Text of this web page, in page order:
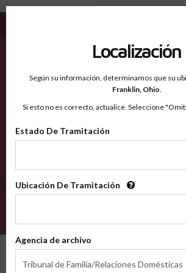
Sebastian AR - Condados Reconocidos
Condados
2600
Localización
Según su información, determinamos que su
Franklin, Ohio.
Si esto no es correcto, actualice. Seleccione
Estado De Tramitación
Tramitación
Ubicación De Tramitación
Tramitación
Agencia de archivo
Tribunal de Familia/Relaciones Domésticas
de